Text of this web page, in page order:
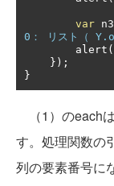
var n3
0： リスト（
        alert
(
});
}
（1）のeach
す。処理関数の
列の要素番号に